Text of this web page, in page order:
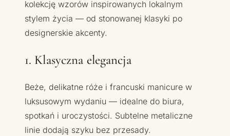
kolekcję wzorów inspirowanych lokalnym
stylem życia — od stonowanej klasyki po
designerskie akcenty.
1. Klasyczna elegancja
Beże, delikatne róże i francuski manicure w
luksusowym wydaniu — idealne do biura,
spotkań i uroczystości. Subtelne metaliczne
linie dodają szyku bez przesady.